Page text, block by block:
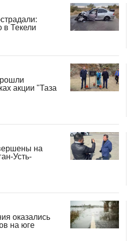
Текели
акции "Таза
на
Усть-
оказались
на юге